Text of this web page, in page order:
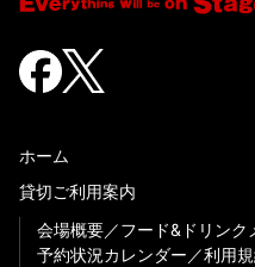
ホーム
貸切ご利用案内
会場概要
フード&ドリンク
予約状況カレンダー
利用